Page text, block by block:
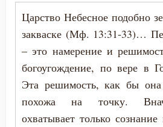
Беда
Благодарность
Благодать
Феофан Затворник
Царство Небесное подобно
закваске (Мф. 13:31-33)…
– это намерение и
богоугождение, по вере в
Эта решимость, как бы
похожа на точку.
охватывает только